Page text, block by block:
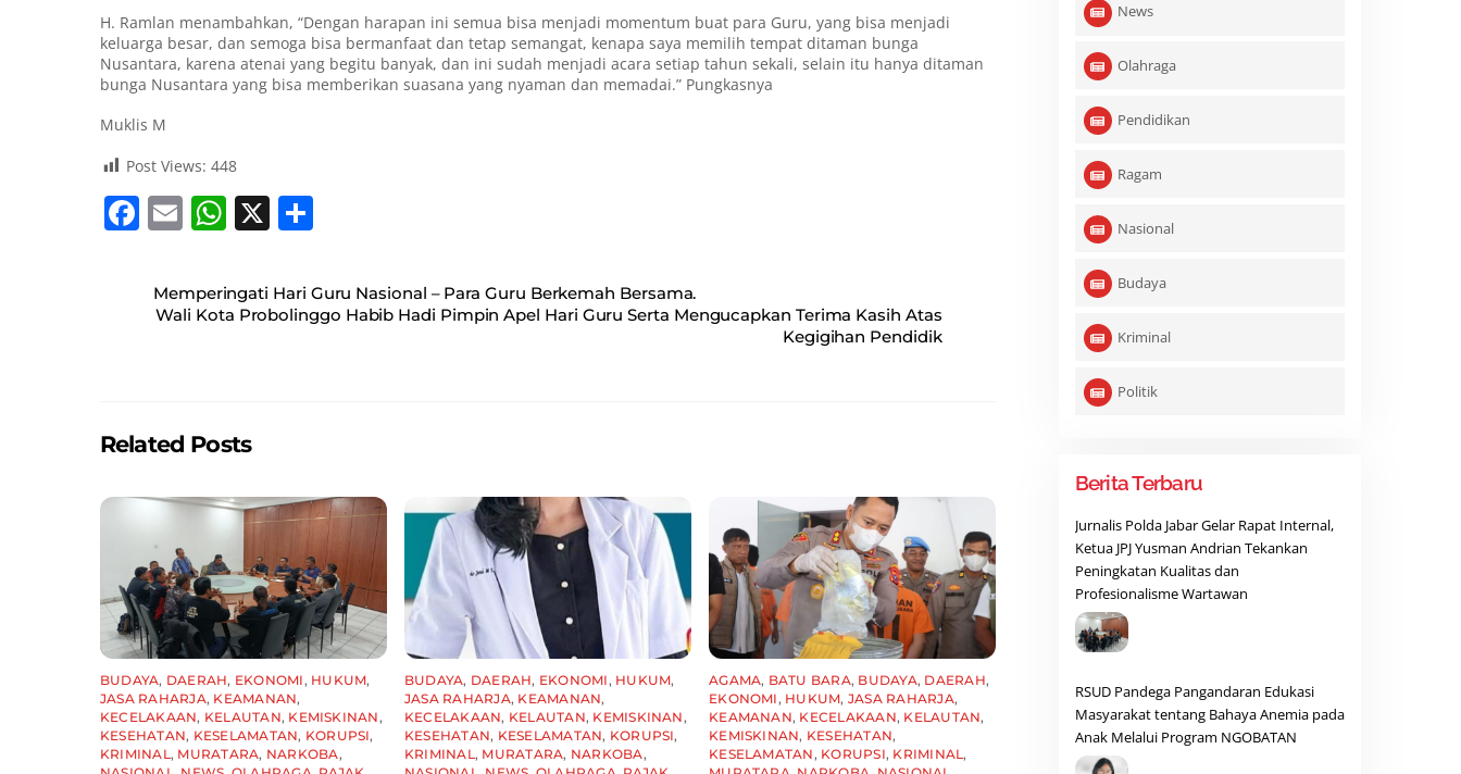
H. Ramlan menambahkan, “Dengan harapan ini semua bisa menjadi momentum buat para Guru, yang bisa menjadi
keluarga besar, dan semoga bisa bermanfaat dan tetap semangat, kenapa saya memilih tempat ditaman bunga
Nusantara, karena atenai yang begitu banyak, dan ini sudah menjadi acara setiap tahun sekali, selain itu hanya ditaman
bunga Nusantara yang bisa memberikan suasana yang nyaman dan memadai.” Pungkasnya
Muklis M
Post Views: 448
F
c
e
k
E
ai
l
W
at
s
X
ar
e
Memperingati Hari Guru Nasional – Para Guru Berkemah Bersama.
Wali Kota Probolinggo Habib Hadi Pimpin Apel Hari Guru Serta Mengucapkan Terima Kasih Atas
Kegigihan Pendidik
Related Posts
BUDAYA, DAERAH, EKONOMI , HUKUM,
JASA RAHARJA, KEAMANAN,
KECELAKAAN, KELAUTAN, KEMISKINAN ,
KESEHATAN, KESELAMATAN, KORUPSI,
KRIMINAL , MURATARA, NARKOBA,
BUDAYA, DAERAH, EKONOMI , HUKUM,
JASA RAHARJA, KEAMANAN,
KECELAKAAN, KELAUTAN, KEMISKINAN ,
KESEHATAN, KESELAMATAN, KORUPSI,
KRIMINAL , MURATARA, NARKOBA,
AGAMA, BATU BARA, BUDAYA, DAERAH,
EKONOMI , HUKUM, JASA RAHARJA,
KEAMANAN, KECELAKAAN, KELAUTAN,
KEMISKINAN, KESEHATAN,
KESELAMATAN , KORUPSI, KRIMINAL ,
News
Olahraga
Pendidikan
Ragam
Nasional
Budaya
Kriminal
Politik
Berita Terbaru
Jurnalis Polda Jabar Gelar Rapat Internal,
Ketua JPJ Yusman Andrian Tekankan
Peningkatan Kualitas dan
Profesionalisme Wartawan
RSUD Pandega Pangandaran Edukasi
Masyarakat tentang Bahaya Anemia pada
Anak Melalui Program NGOBATAN